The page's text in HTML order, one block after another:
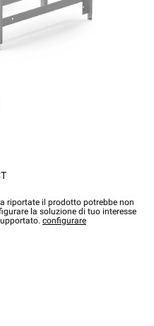
riportate il prodotto potrebbe non
la soluzione di tuo interesse
configurare